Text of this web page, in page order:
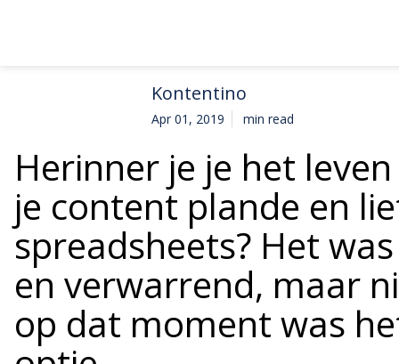
Kontentino
Apr 01, 2019 min read
Herinner je je het
je content plande en
spreadsheets? Het
en verwarrend, maar
op dat moment was